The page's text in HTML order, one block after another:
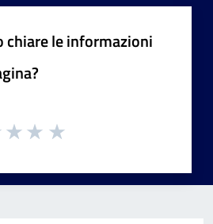
chiare le informazioni